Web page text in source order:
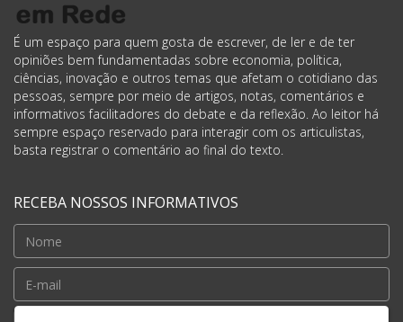
É um espaço para quem gosta de escrever, de ler e de ter
opiniões bem fundamentadas sobre economia, política,
ciências, inovação e outros temas que afetam o cotidiano das
pessoas, sempre por meio de artigos, notas, comentários e
informativos facilitadores do debate e da reflexão. Ao leitor há
sempre espaço reservado para interagir com os articulistas,
basta registrar o comentário ao final do texto.
RECEBA NOSSOS INFORMATIVOS